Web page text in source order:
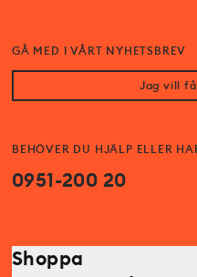
BEHÖVER DU HJÄLP ELLER
0951-200 20
GÅ MED I VÅRT NYHETSBREV
Jag vill
Shoppa